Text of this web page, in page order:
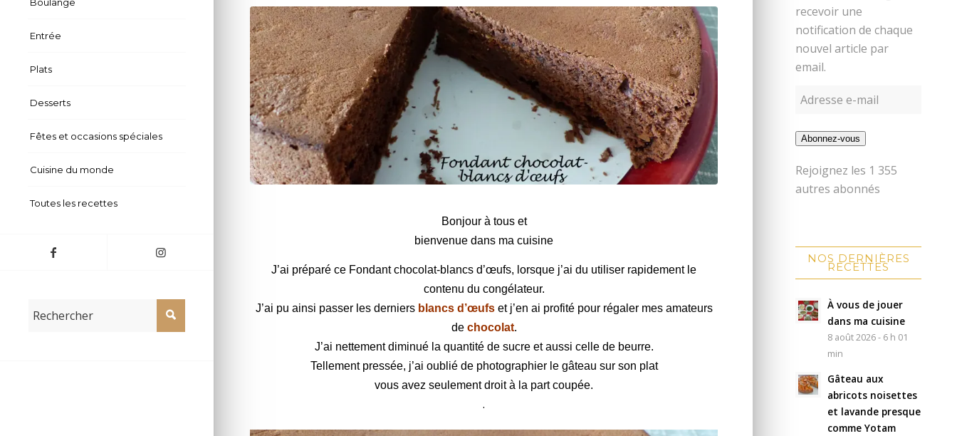
Boulange
Entrée
Plats
Desserts
Fêtes et occasions spéciales
Cuisine du monde
Toutes les recettes
Bonjour à tous et
bienvenue dans ma cuisine
J’ai préparé ce Fondant chocolat-blancs d’œufs, lorsque j’ai du utiliser rapidement le
contenu du congélateur.
J’ai pu ainsi passer les derniers blancs d’œufset j’en ai profité pour régaler mes amateurs
de chocolat.
J’ai nettement diminué la quantité de sucre et aussi celle de beurre.
Tellement pressée, j’ai oublié de photographier le gâteau sur son plat
vous avez seulement droit à la part coupée.
.
recevoir une
notification de chaque
nouvel article par
email.
Abonnez-vous
Rejoignez les 1 355
autres abonnés
NOS DERNIÈRES
RECETTES
À vous de jouer
dans ma cuisine
8 août 2026 - 6 h 01
min
Gâteau aux
abricots noisettes
et lavande presque
comme Yotam